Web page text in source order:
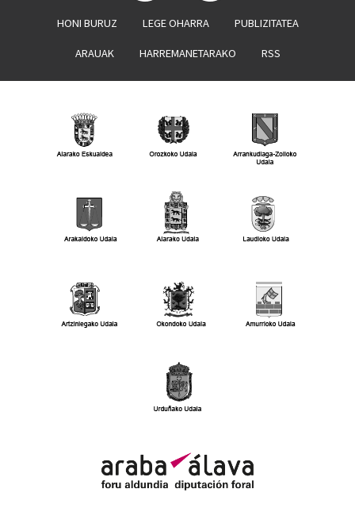
HONI BURUZ LEGE OHARRA PUBLIZITATEA
ARAUAK HARREMANETARAKO RSS